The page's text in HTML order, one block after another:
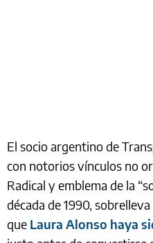
El socio argentino de
con notorios vínculos no
Radical y emblema de la
década de 1990,
que Laura Alonso haya